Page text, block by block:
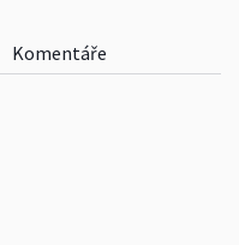
Komentáře